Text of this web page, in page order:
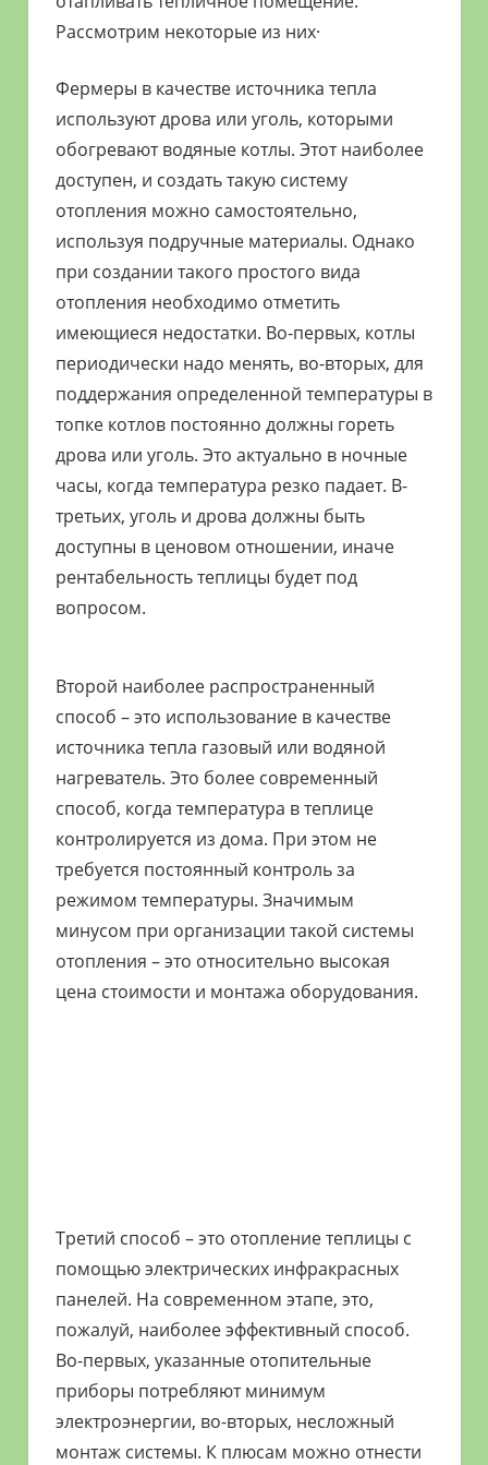
Рассмотрим некоторые из них·
Фермеры в качестве источника тепла
используют дрова или уголь, которыми
обогревают водяные котлы. Этот наиболее
доступен, и создать такую систему
отопления можно самостоятельно,
используя подручные материалы. Однако
при создании такого простого вида
отопления необходимо отметить
имеющиеся недостатки. Во-первых, котлы
периодически надо менять, во-вторых, для
поддержания определенной температуры в
топке котлов постоянно должны гореть
дрова или уголь. Это актуально в ночные
часы, когда температура резко падает. В-
третьих, уголь и дрова должны быть
доступны в ценовом отношении, иначе
рентабельность теплицы будет под
вопросом.
Второй наиболее распространенный
способ – это использование в качестве
источника тепла газовый или водяной
нагреватель. Это более современный
способ, когда температура в теплице
контролируется из дома. При этом не
требуется постоянный контроль за
режимом температуры. Значимым
минусом при организации такой системы
отопления – это относительно высокая
цена стоимости и монтажа оборудования.
Третий способ – это отопление теплицы с
помощью электрических инфракрасных
панелей. На современном этапе, это,
пожалуй, наиболее эффективный способ.
Во-первых, указанные отопительные
приборы потребляют минимум
электроэнергии, во-вторых, несложный
монтаж системы. К плюсам можно отнести